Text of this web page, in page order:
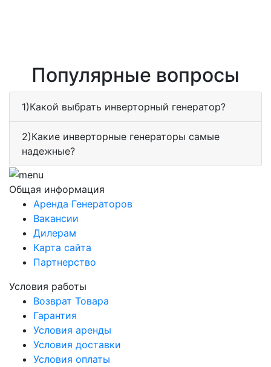
Популярные вопросы
1)Какой выбрать инверторный генератор?
2)Какие инверторные генераторы самые
надежные?
Общая информация
Аренда Генераторов
Вакансии
Дилерам
Карта сайта
Партнерство
Условия работы
Возврат Товара
Гарантия
Условия аренды
Условия доставки
Условия оплаты